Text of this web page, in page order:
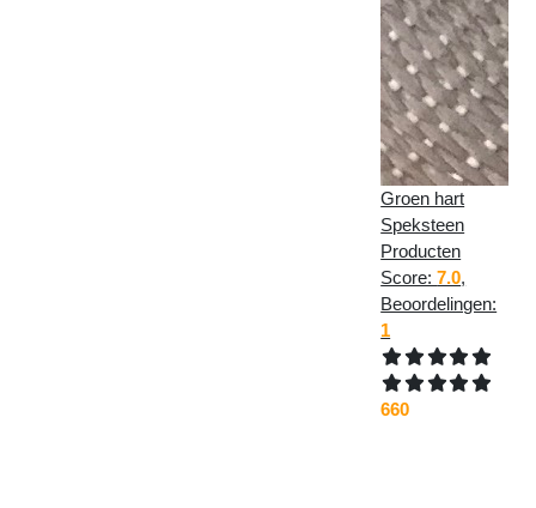
Groen hart
Speksteen
Producten
Score:7.0,
Beoordelingen:
1
660